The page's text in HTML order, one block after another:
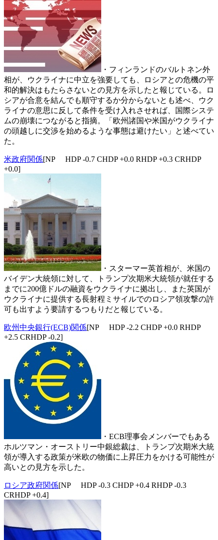
・フィンランドのバルトネン外
相が、ウクライナに中立を強要しても、ロシアとの危機の平
和的解決はもたらさないとの見方を示したと報じている。ロ
シアが合意を結んでも順守するか分からないとも述べ、ウク
ライナの意思に反して条件を受け入れさせれば、国際システ
ムの崩壊につながると指摘。「欧州諸国や米国がウクライナ
の頭越しに交渉を始めるような事態は避けたい」と述べてい
た。
米政府関係[NP HDP -0.7 CHDP +0.0 RHDP +0.3 CRHDP
+0.0]
・スターマー英首相が、米国の
バイデン大統領に対して、トランプ次期米大統領が就任する
までに200億ドルの融資をウクライナに拠出し、また英国が
ウクライナに提供する長射程ミサイルでのロシア領攻撃の許
可も出すよう要請するつもりだと報じている。
欧州中央銀行(ECB)関係[NP HDP -2.2 CHDP +0.0 RHDP
+2.5 CRHDP -0.2]
・ECB理事会メンバーでもある
ホルツマン・オーストリー中銀総裁は、トランプ次期米大統
領が導入する政策が米欧の物価に上昇圧力をかける可能性が
高いとの見方を示した。
ロシア政府関係[NP HDP -0.3 CHDP +0.4 RHDP -0.3
CRHDP +0.4]